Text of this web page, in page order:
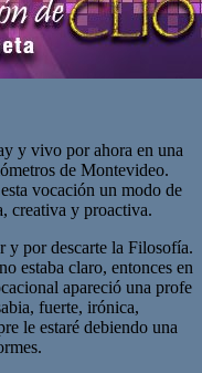
y vivo por ahora en una
de Montevideo.
vocación un modo de
creativa y proactiva.
y por descarte la Filosofía.
estaba claro, entonces en
apareció una profe
fuerte, irónica,
le estaré debiendo una